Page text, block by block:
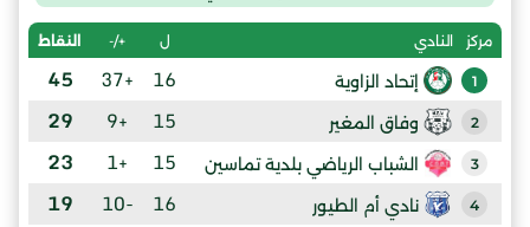
مركز النادي ل +/- النقاط
1 إتحاد الزاوية 16
+37
45
2 وفاق المغير 15
+9
29
3 الشباب الرياضي بلدية تماسين 15
+1
23
4 نادي أم الطيور 16
-10
19